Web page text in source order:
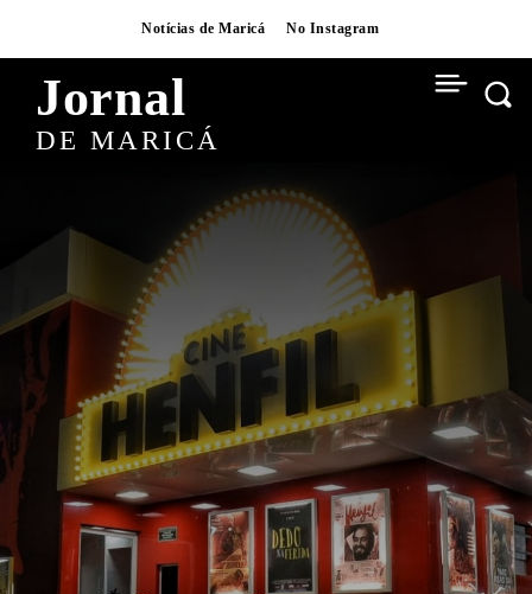
Notícias de Maricá No Instagram
Jornal
DE MARICÁ